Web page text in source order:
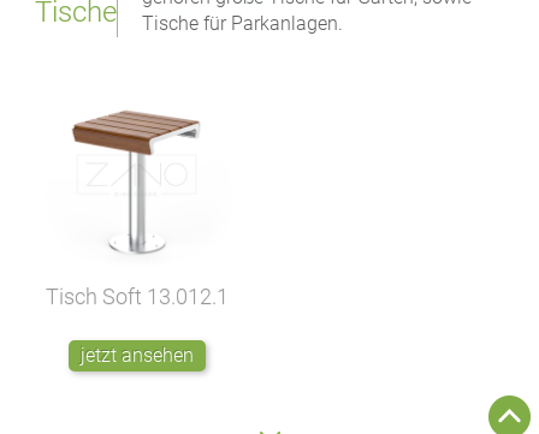
Tische
Tische für Parkanlagen.
Tisch Soft 13.012.1
jetzt ansehen